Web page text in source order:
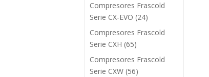
Compresores Frascold
Serie CX-EVO (24)
Compresores Frascold
Serie CXH (65)
Compresores Frascold
Serie CXW (56)